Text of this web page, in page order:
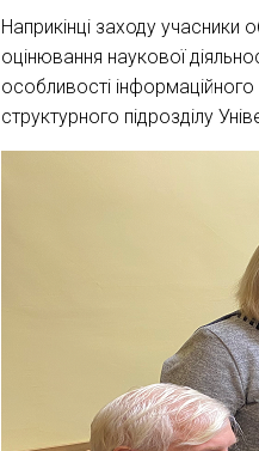
Наприкінці заходу
оцінювання наукової
особливості
структурного підрозділу